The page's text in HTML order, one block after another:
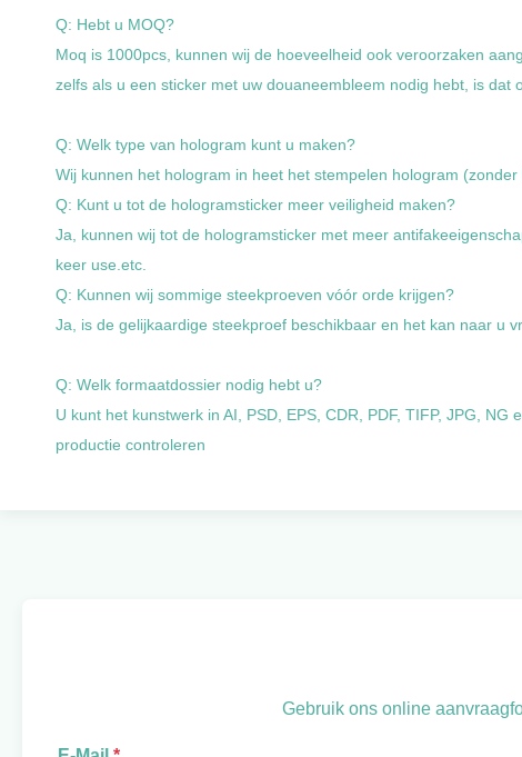
Q: Hebt u MOQ?
Moq is 1000pcs, kunnen wij de hoeveelheid ook veroorzaken
zelfs als u een sticker met uw douaneembleem nodig hebt, is dat
Q: Welk type van hologram kunt u maken?
Wij kunnen het hologram in heet het stempelen hologram
Q: Kunt u tot de hologramsticker meer veiligheid maken?
Ja, kunnen wij tot de hologramsticker met meer
keer use.etc.
Q: Kunnen wij sommige steekproeven vóór orde krijgen?
Ja, is de gelijkaardige steekproef beschikbaar en het kan naar u
Q: Welk formaatdossier nodig hebt u?
U kunt het kunstwerk in AI, PSD, EPS, CDR, PDF, TIFP, JPG,
productie controleren
Gebruik ons online